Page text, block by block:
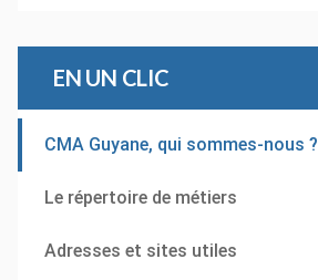
EN UN CLIC
CMA Guyane, qui sommes-nous ?
Le répertoire de métiers
Adresses et sites utiles